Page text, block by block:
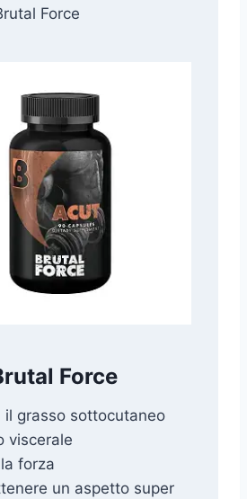
Force
Force
il grasso sottocutaneo
viscerale
forza
un aspetto super